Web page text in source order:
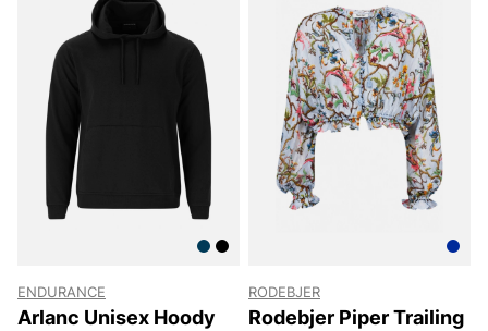
ENDURANCE
Arlanc Unisex Hoody
RODEBJER
Rodebjer Piper Trailing